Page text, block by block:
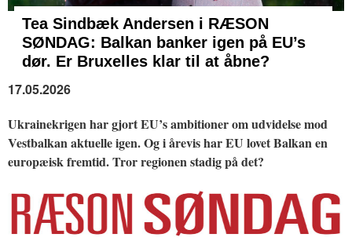
Tea Sindbæk Andersen i RÆSON
SØNDAG: Balkan banker igen på EU’s
dør. Er Bruxelles klar til at åbne?
17.05.2026
Ukrainekrigen har gjort EU’s ambitioner om udvidelse mod
Vestbalkan aktuelle igen. Og i årevis har EU lovet Balkan en
europæisk fremtid. Tror regionen stadig på det?